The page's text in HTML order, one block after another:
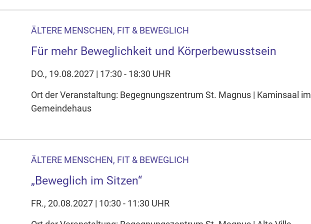
ÄLTERE MENSCHEN, FIT & BEWEGLICH
Für mehr Beweglichkeit und Körperbewusstsein
DO., 19.08.2027 | 17:30 - 18:30 UHR
Ort der Veranstaltung: Begegnungszentrum St. Magnus | Kaminsaal im
Gemeindehaus
ÄLTERE MENSCHEN, FIT & BEWEGLICH
„Beweglich im Sitzen“
FR., 20.08.2027 | 10:30 - 11:30 UHR